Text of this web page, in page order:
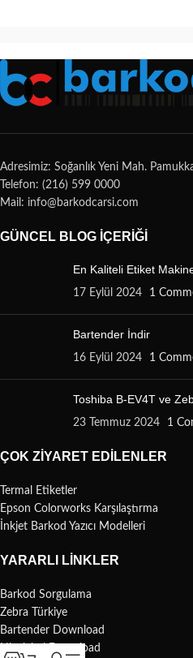
Adresimiz: Soğanlık Yeni Mah.
Telefon: (216) 599 0000
Mail: info@barkodcarsi.com
GÜNCEL BLOG İÇERIĞI
En Kaliteli Etiket
17 Eylül 2024 1
Bartender İndir
16 Eylül 2024 1
Toshiba B-EV4T ve
23 Temmuz 2024 1
ÇOK ZIYARET EDILENLER
Termal Etiketler
Epson Colorworks Karşılaştırma
İnkjet Barkod Yazıcı Modelleri
YARARLI LINKLER
Barkod Sorgulama
Zebra Türkiye
Bartender Download
Nicelabel Download